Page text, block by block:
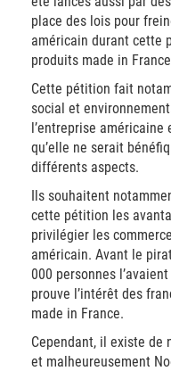
place des lois pour
américain durant cette
produits made in
Cette pétition fait
social et
l’entreprise
qu’elle ne serait
différents aspects.
Ils souhaitent
cette pétition les
privilégier les
américain. Avant le
000 personnes
prouve l’intérêt des
made in France.
Cependant, il existe de
et malheureusement